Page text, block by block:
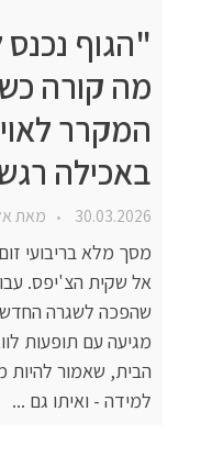
"הגוף
מה קורה
המקרר
באכילה
30.03.2026 מאת
מסך מלא בריבועי
אל שקית הצ'יפס.
שהפכה לשגרה
מגיעה עם תופעות
הבית, שאמור להיות
למידה - ואיתו גם ...